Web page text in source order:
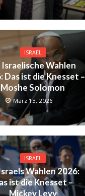
ISRAEL
Israelische Wahlen
Das ist die Knesset –
Moshe Solomon
März 13, 2026
ISRAEL
Wahlen 2026:
ist die Knesset –
Mickey Levy